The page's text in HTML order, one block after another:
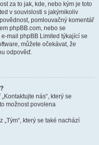
za to jak, kde, nebo kým je toto
v souvislosti s jakýmikoliv
pomlouvačný komentář
phpBB.com, nebo se
mail phpBB Limited týkající se
můžete očekávat, že
odpověď.
nás“, který se
možnost povolena
který se také nachází